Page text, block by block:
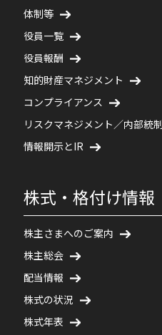
体制等
役員一覧
役員報酬
知的財産マネジメント
コンプライアンス
リスクマネジメント／内部統制
情報開示とIR
株式・格付け情報
株主さまへのご案内
株主総会
配当情報
株式の状況
株式年表